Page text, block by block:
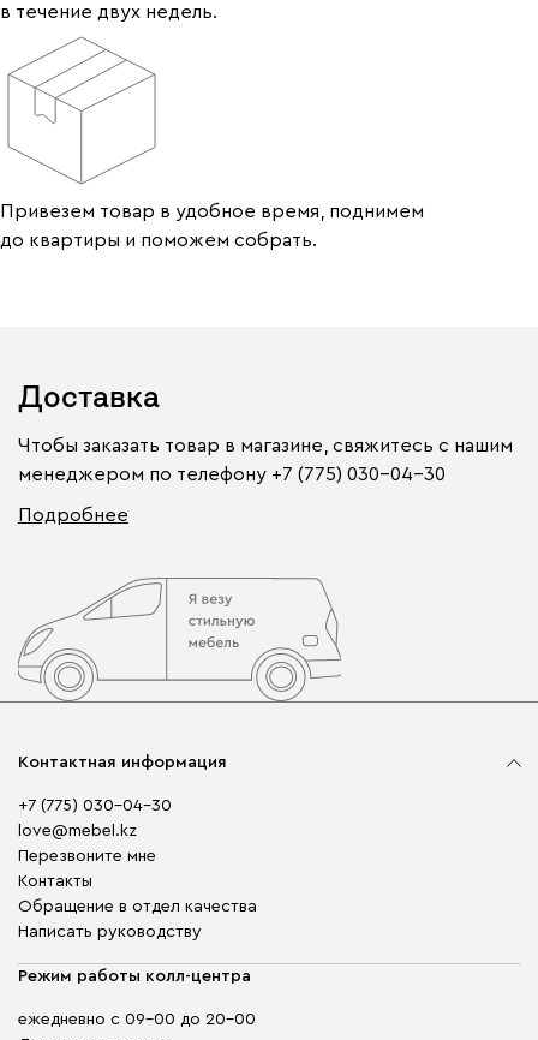
в течение двух недель.
Привезем товар в удобное время, поднимем
до квартиры и поможем собрать.
Доставка
Чтобы заказать товар в магазине, свяжитесь с нашим
менеджером по телефону +7 (775) 030-04-30
Подробнее
Контактная информация
+7 (775) 030-04-30
love@mebel.kz
Перезвоните мне
Контакты
Обращение в отдел качества
Написать руководству
Режим работы колл-центра
ежедневно с 09-00 до 20-00